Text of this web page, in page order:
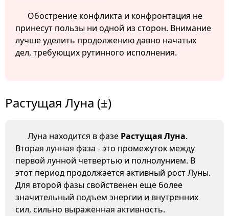
Обострение конфликта и конфронтация не
принесут пользы ни одной из сторон. Внимание
лучше уделить продолжению давно начатых
дел, требующих рутинного исполнения.
Растущая Луна (±)
Луна находится в фазе Растущая Луна.
Вторая лунная фаза - это промежуток между
первой лунной четвертью и полнолунием. В
этот период продолжается активный рост Луны.
Для второй фазы свойственен еще более
значительный подъем энергии и внутренних
сил, сильно выраженная активность.